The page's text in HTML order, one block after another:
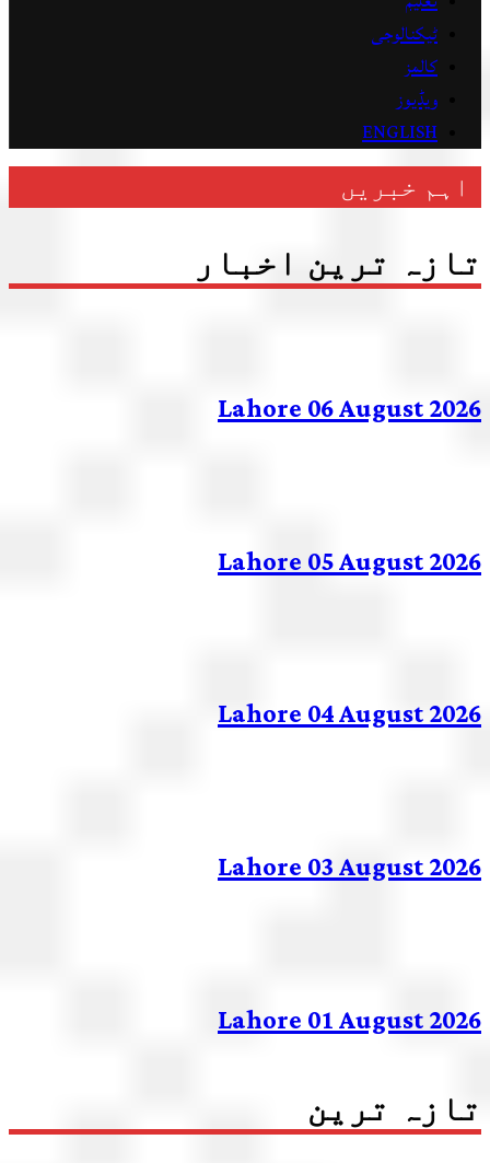
ٹیکنالوجی
کالمز
ویڈیوز
ENGLISH
خبریں
ترین اخبار
Lahore 06 August
Lahore 05 August
Lahore 04 August
Lahore 03 August
Lahore 01 August
ترین